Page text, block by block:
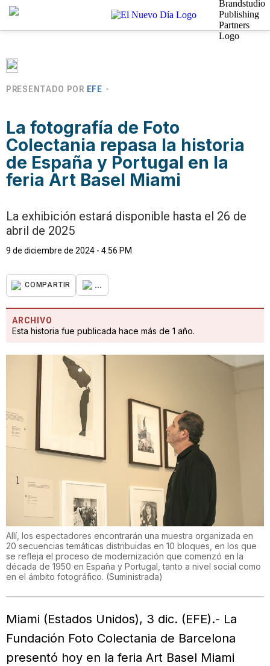
PRESENTADO POR EFE
La fotografía de Foto
Colectania repasa la historia
de España y Portugal en la
feria Art Basel Miami
La exhibición estará disponible hasta el 26 de
abril de 2025
9 de diciembre de 2024 - 4:56 PM
COMPARTIR ...
ARCHIVO
Esta historia fue publicada hace más de 1 año.
Allí, los espectadores encontrarán una muestra organizada en
20 secuencias temáticas distribuidas en 10 bloques, en los que
se refleja el proceso de modernización que comenzó en la
década de 1950 en España y Portugal, tanto a nivel social como
en el ámbito fotográfico. (Suministrada)
Miami (Estados Unidos), 3 dic. (EFE).- La
Fundación Foto Colectania de Barcelona
presentó hoy en la feria Art Basel Miami